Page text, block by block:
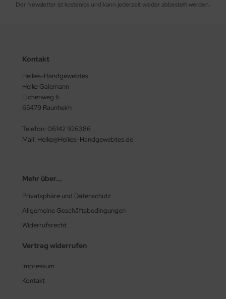
Der Newsletter ist kostenlos und kann jederzeit wieder abbestellt werden.
Kontakt
Heikes-Handgewebtes
Heike Galemann
Eichenweg 6
65479 Raunheim
Telefon: 06142 926386
Mail: Heike@Heikes-Handgewebtes.de
Mehr über...
Privatsphäre und Datenschutz
Allgemeine Geschäftsbedingungen
Widerrufsrecht
Vertrag widerrufen
Impressum
Kontakt